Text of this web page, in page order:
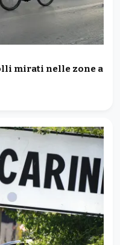
mirati nelle zone a